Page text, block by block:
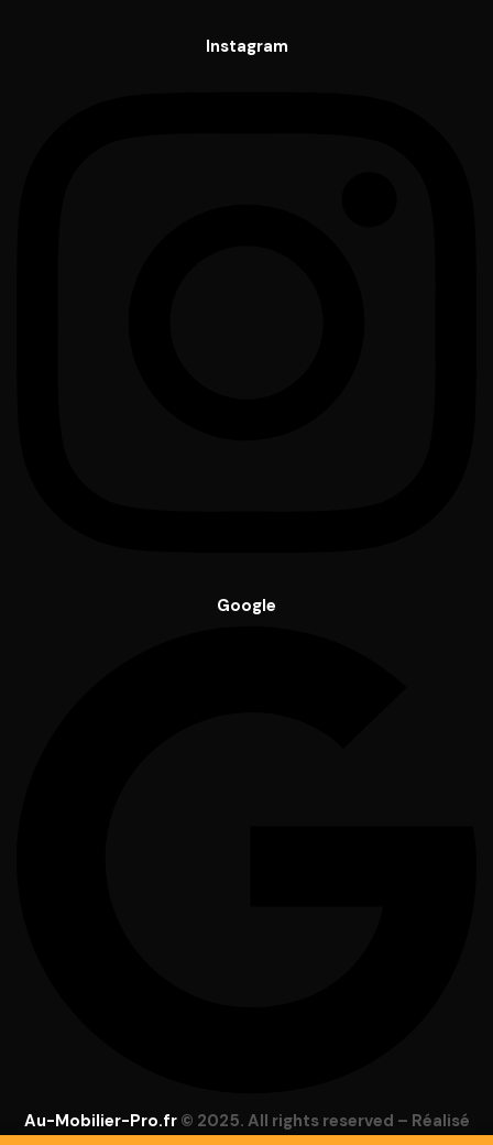
Instagram
Google
Au-Mobilier-Pro.fr© 2025. All rights reserved – Réalisé